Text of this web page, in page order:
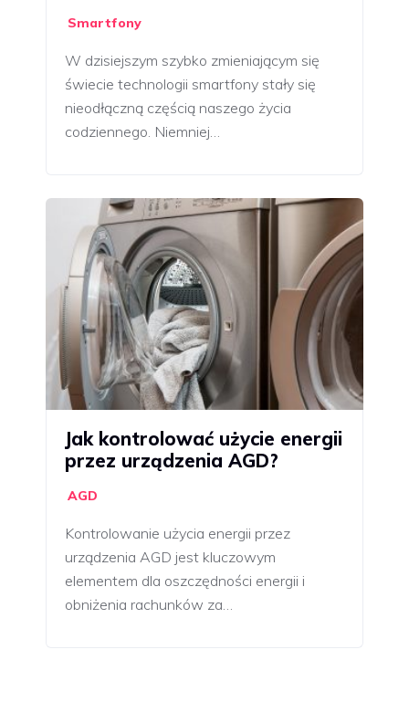
Smartfony
W dzisiejszym szybko zmieniającym się
świecie technologii smartfony stały się
nieodłączną częścią naszego życia
codziennego. Niemniej…
Jak kontrolować użycie energii
przez urządzenia AGD?
AGD
Kontrolowanie użycia energii przez
urządzenia AGD jest kluczowym
elementem dla oszczędności energii i
obniżenia rachunków za…